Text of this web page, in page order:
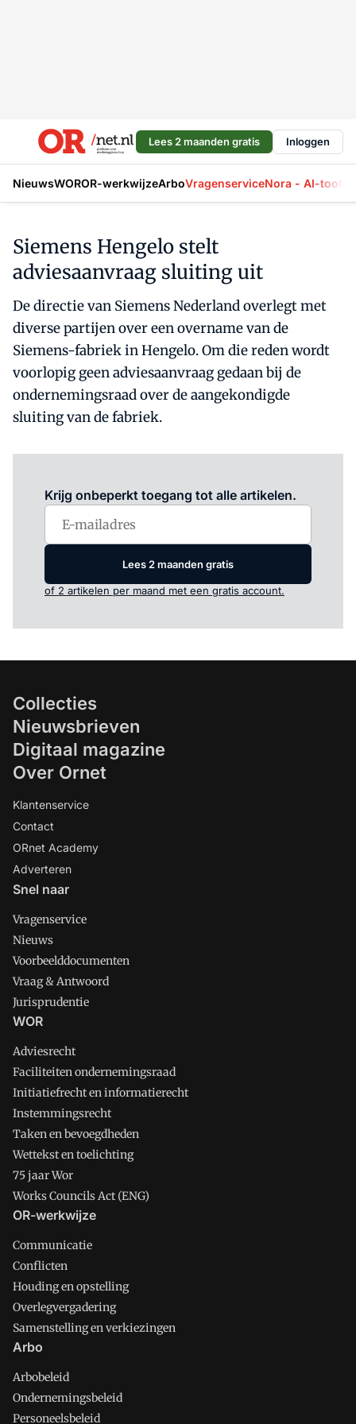
Lees 2 maanden gratis Inloggen
NieuwsWOROR-werkwijzeArboVragenserviceNora - AI-tool
Siemens Hengelo stelt
adviesaanvraag sluiting uit
De directie van Siemens Nederland overlegt met
diverse partijen over een overname van de
Siemens-fabriek in Hengelo. Om die reden wordt
voorlopig geen adviesaanvraag gedaan bij de
ondernemingsraad over de aangekondigde
sluiting van de fabriek.
Krijg onbeperkt toegang tot alle artikelen.
Lees 2 maanden gratis
of 2 artikelen per maand met een gratis account.
Collecties
Nieuwsbrieven
Digitaal magazine
Over Ornet
Klantenservice
Contact
ORnet Academy
Adverteren
Snel naar
Vragenservice
Nieuws
Voorbeelddocumenten
Vraag & Antwoord
Jurisprudentie
WOR
Adviesrecht
Faciliteiten ondernemingsraad
Initiatiefrecht en informatierecht
Instemmingsrecht
Taken en bevoegdheden
Wettekst en toelichting
75 jaar Wor
Works Councils Act (ENG)
OR-werkwijze
Communicatie
Conflicten
Houding en opstelling
Overlegvergadering
Samenstelling en verkiezingen
Arbo
Arbobeleid
Ondernemingsbeleid
Personeelsbeleid